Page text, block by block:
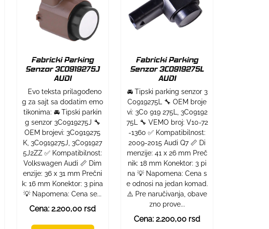
Fabricki Parking
Senzor 3C0919275J
AUDI
Evo teksta prilagođeno
g za sajt sa dodatim emo
tikonima: 🚘 Tipski parkin
g senzor 3C0919275J 🔧
OEM brojevi: 3C0919275
K, 3C0919275J, 3C091927
5J2ZZ ✅ Kompatibilnost:
Volkswagen Audi 📏 Dim
enzije: 36 x 31 mm Prečni
k: 16 mm Konektor: 3 pina
💡 Napomena: Cena se...
Cena: 2.200,00 rsd
Fabricki Parking
Senzor 3C0919275L
AUDI
🚘 Tipski parking senzor 3
C0919275L 🔧 OEM broje
vi: 3C0 919 275L, 3C09192
75L 🔧 VEMO broj: V10-72
-1360 ✅ Kompatibilnost:
2009-2015 Audi Q7 📏 Di
menzije: 41 x 26 mm Preč
nik: 18 mm Konektor: 3 pi
na 💡 Napomena: Cena s
e odnosi na jedan komad.
⚠️ Pre naručivanja, obave
zno prove...
Cena: 2.200,00 rsd